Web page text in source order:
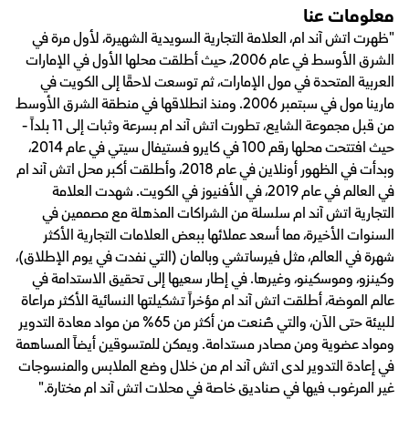
معلومات عنا
"ظهرت اتش آند ام، العلامة التجارية السويدية الشهيرة، لأول مرة في
الشرق الأوسط في عام 2006، حيث أطلقت محلها الأول في الإمارات
العربية المتحدة في مول الإمارات، ثم توسعت لاحقًا إلى الكويت في
مارينا مول في سبتمبر 2006. ومنذ انطلاقها في منطقة الشرق الأوسط
من قبل مجموعة الشايع، تطورت اتش آند ام بسرعة وثبات إلى 11 بلداً -
حيث افتتحت محلها رقم 100 في كايرو فستيفال سيتي في عام 2014،
وبدأت في الظهور أونلاين في عام 2018، وأطلقت أكبر محل اتش آند ام
في العالم في عام 2019، في الأفنيوز في الكويت. شهدت العلامة
التجارية اتش آند ام سلسلة من الشراكات المذهلة مع مصممين في
السنوات الأخيرة، مما أسعد عملائها ببعض العلامات التجارية الأكثر
شهرة في العالم، مثل فيرساتشي وبالمان (التي نفدت في يوم الإطلاق)،
وكينزو، وموسكينو، وغيرها. في إطار سعيها إلى تحقيق الاستدامة في
عالم الموضة، أطلقت اتش آند ام مؤخراً تشكيلتها النسائية الأكثر مراعاة
للبيئة حتى الآن، والتي صُنعت من أكثر من 65% من مواد معادة التدوير
ومواد عضوية ومن مصادر مستدامة. ويمكن للمتسوقين أيضاً المساهمة
في إعادة التدوير لدى اتش آند ام من خلال وضع الملابس والمنسوجات
غير المرغوب فيها في صناديق خاصة في محلات اتش آند ام مختارة."